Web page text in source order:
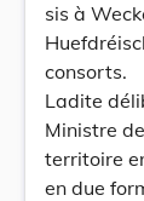
sis à
consorts.
Ladite
Ministre
territoire
en due